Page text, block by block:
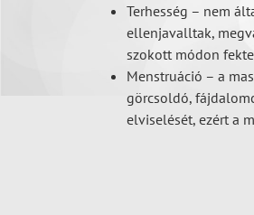
Terhesség – nem
ellenjavalltak,
szokott módon
Menstruáció – a
görcsoldó,
elviselését, ezért a